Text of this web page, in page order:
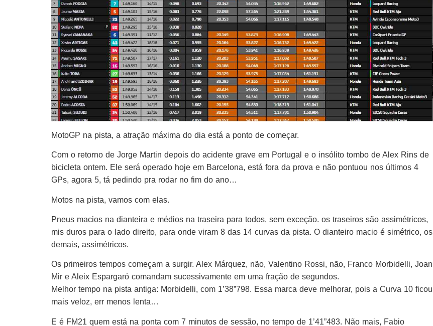
MotoGP na pista, a atração máxima do dia está a ponto de começar.
Com o retorno de Jorge Martin depois do acidente grave em Portugal e o insólito tombo de Alex Rins de
bicicleta ontem. Ele será operado hoje em Barcelona, está fora da prova e não pontuou nos últimos 4
GPs, agora 5, tá pedindo pra rodar no fim do ano…
Motos na pista, vamos com elas.
Pneus macios na dianteira e médios na traseira para todos, sem exceção. os traseiros são assimétricos,
mis duros para o lado direito, para onde viram 8 das 14 curvas da pista. O dianteiro macio é simétrico, os
demais, assimétricos.
Os primeiros tempos começam a surgir. Alex Márquez, não, Valentino Rossi, não, Franco Morbidelli, Joan
Mir e Aleix Espargaró comandam sucessivamente em uma fração de segundos.
Melhor tempo na pista antiga: Morbidelli, com 1’38”798. Essa marca deve melhorar, pois a Curva 10 ficou
mais veloz, err menos lenta…
E é FM21 quem está na ponta com 7 minutos de sessão, no tempo de 1’41”483. Não mais, Fabio